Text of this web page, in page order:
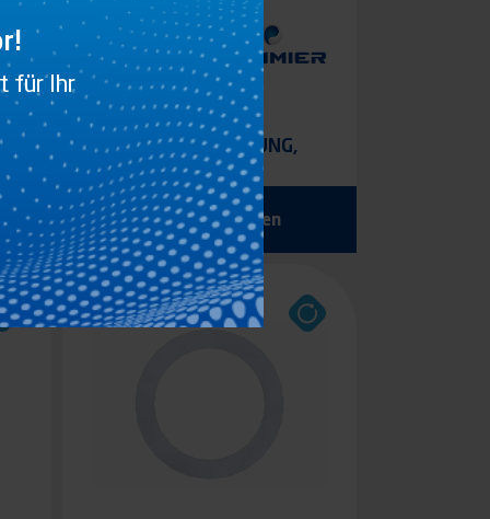
KLEINE
STANGENFÜHRUNG,
OBERER TEIL, Ø16 LÄNGE
32 MM
Produkt anzeigen
für Ihr